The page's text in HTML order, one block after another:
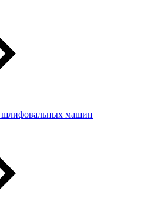
шлифовальных машин